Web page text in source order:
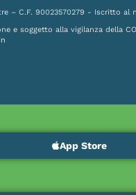
– C.F. 90023570279 - Iscritto al
e soggetto alla vigilanza della
App Store